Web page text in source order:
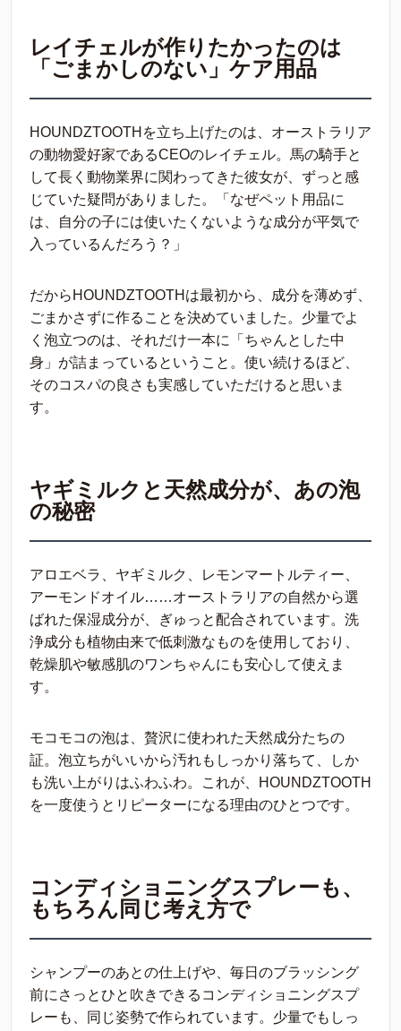
レイチェルが作りたかったのは
「ごまかしのない」ケア用品
HOUNDZTOOTHを立ち上げたのは、オーストラリア
の動物愛好家であるCEOのレイチェル。馬の騎手と
して長く動物業界に関わってきた彼女が、ずっと感
じていた疑問がありました。「なぜペット用品に
は、自分の子には使いたくないような成分が平気で
入っているんだろう？」
だからHOUNDZTOOTHは最初から、成分を薄めず、
ごまかさずに作ることを決めていました。少量でよ
く泡立つのは、それだけ一本に「ちゃんとした中
身」が詰まっているということ。使い続けるほど、
そのコスパの良さも実感していただけると思いま
す。
ヤギミルクと天然成分が、あの泡
の秘密
アロエベラ、ヤギミルク、レモンマートルティー、
アーモンドオイル……オーストラリアの自然から選
ばれた保湿成分が、ぎゅっと配合されています。洗
浄成分も植物由来で低刺激なものを使用しており、
乾燥肌や敏感肌のワンちゃんにも安心して使えま
す。
モコモコの泡は、贅沢に使われた天然成分たちの
証。泡立ちがいいから汚れもしっかり落ちて、しか
も洗い上がりはふわふわ。これが、HOUNDZTOOTH
を一度使うとリピーターになる理由のひとつです。
コンディショニングスプレーも、
もちろん同じ考え方で
シャンプーのあとの仕上げや、毎日のブラッシング
前にさっとひと吹きできるコンディショニングスプ
レーも、同じ姿勢で作られています。少量でもしっ